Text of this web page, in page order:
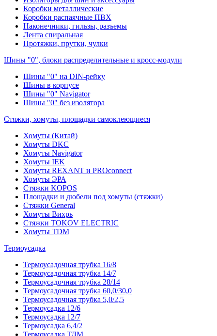
Коробки металлические
Коробки распаячные ПВХ
Наконечники, гильзы, разъемы
Лента спиральная
Протяжки, прутки, чулки
Шины "0", блоки распределительные и кросс-модули
Шины "0" на DIN-рейку
Шины в корпусе
Шины "0" Navigator
Шины "0" без изолятора
Стяжки, хомуты, площадки самоклеющиеся
Хомуты (Китай)
Хомуты DKC
Хомуты Navigator
Хомуты IEK
Хомуты REXANT и PROconnect
Хомуты ЭРА
Стяжки KOPOS
Площадки и дюбели под хомуты (стяжки)
Стяжки General
Хомуты Вихрь
Стяжки TOKOV ELECTRIC
Хомуты TDM
Термоусадка
Термоусадочная трубка 16/8
Термоусадочная трубка 14/7
Термоусадочная трубка 28/14
Термоусадочная трубка 60,0/30,0
Термоусадочная трубка 5,0/2,5
Термоусадка 12/6
Термоусадка 12/7
Термоусадка 6,4/2
Термоусадка ТДМ